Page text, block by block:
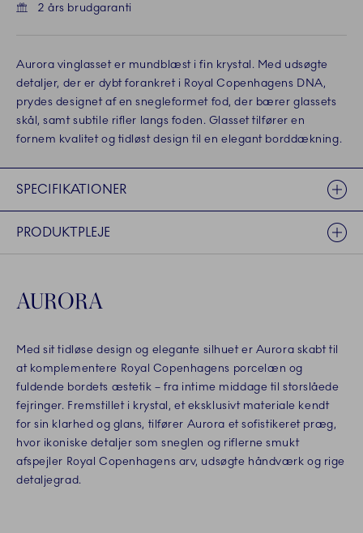
2 års brudgaranti
Aurora vinglasset er mundblæst i fin krystal. Med udsøgte
detaljer, der er dybt forankret i Royal Copenhagens DNA,
prydes designet af en snegleformet fod, der bærer glassets
skål, samt subtile rifler langs foden. Glasset tilfører en
fornem kvalitet og tidløst design til en elegant borddækning.
SPECIFIKATIONER
PRODUKTPLEJE
AURORA
Med sit tidløse design og elegante silhuet er Aurora skabt til
at komplementere Royal Copenhagens porcelæn og
fuldende bordets æstetik – fra intime middage til storslåede
fejringer. Fremstillet i krystal, et eksklusivt materiale kendt
for sin klarhed og glans, tilfører Aurora et sofistikeret præg,
hvor ikoniske detaljer som sneglen og riflerne smukt
afspejler Royal Copenhagens arv, udsøgte håndværk og rige
detaljegrad.